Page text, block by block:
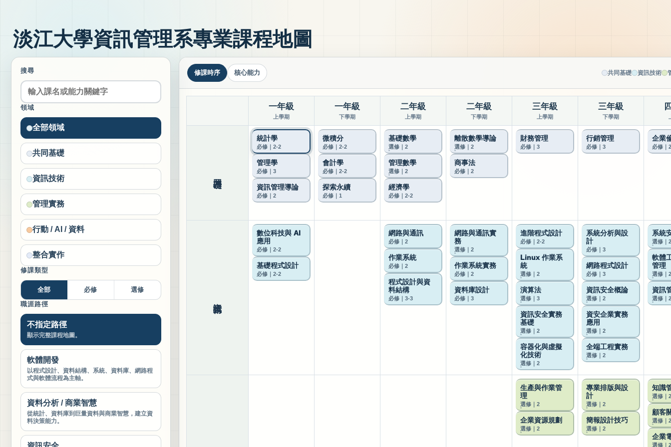
淡江大學資訊管理系專業課程地圖
搜尋
領域
全部領域
共同基礎
資訊技術
管理實務
行動 / AI / 資料
整合實作
修課類型
全部 必修
選修
職涯路徑
不指定路徑
顯示完整課程地圖。
軟體開發
以程式設計、資料結構、系統、資料庫、網路程
式與軟體流程為主軸。
資料分析 / 商業智慧
從統計、資料庫到巨量資料與商業智慧，建立資
料決策能力。
修課時序 核心能力 共同基礎 資訊技術
一年級
上學期
一年級
下學期
二年級
上學期
二年級
下學期
三年級
上學期
三年級
下學期
統計學
必修｜2-2
管理學
必修｜3
資訊管理導論
必修｜2
微積分
必修｜2-2
會計學
必修｜2-2
探索永續
必修｜1
基礎數學
選修｜2
管理數學
選修｜2
經濟學
必修｜2-2
離散數學導論
選修｜2
商事法
必修｜2
財務管理
必修｜3
行銷管理
必修｜3
企業
必修｜2
數位科技與 AI
應用
必修｜2-2
基礎程式設計
必修｜2-2
網路與通訊
必修｜2
作業系統
必修｜2
程式設計與資
料結構
必修｜3-3
網路與通訊實
務
選修｜2
作業系統實務
必修｜2
資料庫設計
必修｜3
進階程式設計
必修｜2-2
Linux 作業系
統
選修｜2
演算法
選修｜3
資訊安全實務
基礎
選修｜2
容器化與虛擬
化技術
選修｜2
系統分析與設
計
必修｜3
網路程式設計
必修｜3
資訊安全概論
選修｜2
資安企業實務
應用
選修｜2
全端工程實務
選修｜2
系統
選修｜2
軟體
管理
選修｜2
資訊
選修｜2
生產與作業管
理
選修｜2
企業資源規劃
選修｜2
專業排版與設
計
選修｜2
簡報設計技巧
選修｜2
知識
選修｜2
顧客
選修｜2
企業
選修｜2